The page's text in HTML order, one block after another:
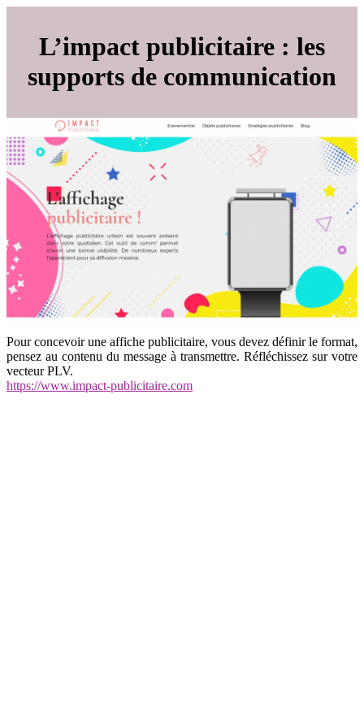
L’impact publicitaire : les
supports de communication
Pour concevoir une affiche publicitaire, vous devez définir le format,
pensez au contenu du message à transmettre. Réfléchissez sur votre
vecteur PLV.
https://www.impact-publicitaire.com